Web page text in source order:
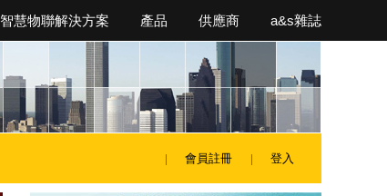
智慧物聯解決方案 產品 供應商 a&s雜誌
會員註冊 登入